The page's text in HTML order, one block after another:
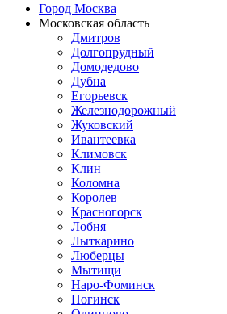
Город Москва
Московская область
Дмитров
Долгопрудный
Домодедово
Дубна
Егорьевск
Железнодорожный
Жуковский
Ивантеевка
Климовск
Клин
Коломна
Королев
Красногорск
Лобня
Лыткарино
Люберцы
Мытищи
Наро-Фоминск
Ногинск